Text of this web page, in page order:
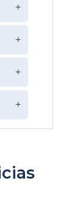
+
+
+
+